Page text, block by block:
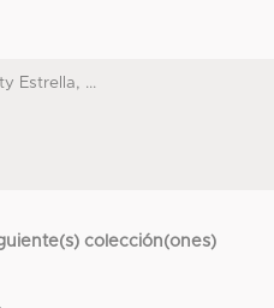
Estrella, ...
colección(ones)